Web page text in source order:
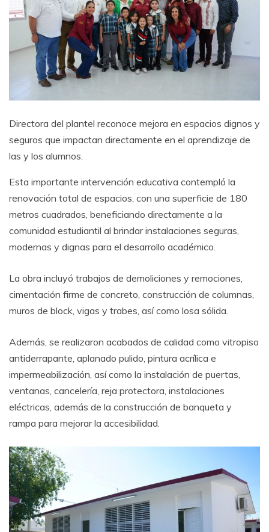
Directora del plantel reconoce mejora en espacios dignos y
seguros que impactan directamente en el aprendizaje de
las y los alumnos.
Esta importante intervención educativa contempló la
renovación total de espacios, con una superficie de 180
metros cuadrados, beneficiando directamente a la
comunidad estudiantil al brindar instalaciones seguras,
modernas y dignas para el desarrollo académico.
La obra incluyó trabajos de demoliciones y remociones,
cimentación firme de concreto, construcción de columnas,
muros de block, vigas y trabes, así como losa sólida.
Además, se realizaron acabados de calidad como vitropiso
antiderrapante, aplanado pulido, pintura acrílica e
impermeabilización, así como la instalación de puertas,
ventanas, cancelería, reja protectora, instalaciones
eléctricas, además de la construcción de banqueta y
rampa para mejorar la accesibilidad.